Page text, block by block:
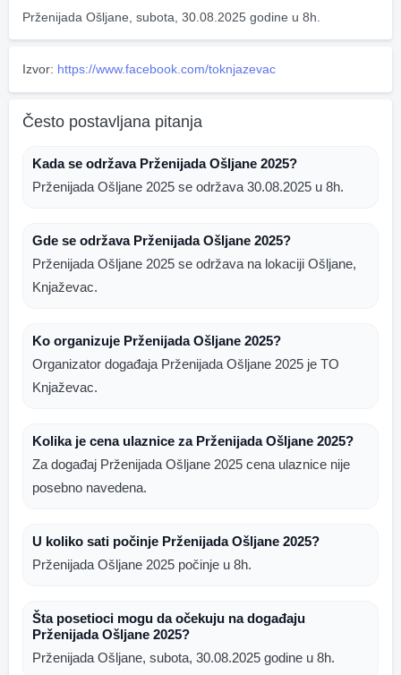
Prženijada Ošljane, subota, 30.08.2025 godine u 8h.
Izvor: https://www.facebook.com/toknjazevac
Često postavljana pitanja
Kada se održava Prženijada Ošljane 2025?
Prženijada Ošljane 2025 se održava 30.08.2025 u 8h.
Gde se održava Prženijada Ošljane 2025?
Prženijada Ošljane 2025 se održava na lokaciji Ošljane,
Knjaževac.
Ko organizuje Prženijada Ošljane 2025?
Organizator događaja Prženijada Ošljane 2025 je TO
Knjaževac.
Kolika je cena ulaznice za Prženijada Ošljane 2025?
Za događaj Prženijada Ošljane 2025 cena ulaznice nije
posebno navedena.
U koliko sati počinje Prženijada Ošljane 2025?
Prženijada Ošljane 2025 počinje u 8h.
Šta posetioci mogu da očekuju na događaju
Prženijada Ošljane 2025?
Prženijada Ošljane, subota, 30.08.2025 godine u 8h.